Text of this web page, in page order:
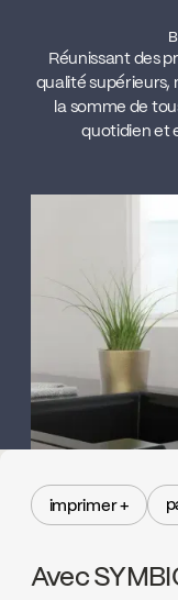
Réunissant des
qualité supérieurs,
la somme de
quotidien et
imprimer +
Avec